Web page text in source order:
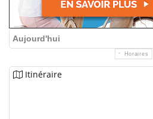
Aujourd'hui
Horaires
Itinéraire